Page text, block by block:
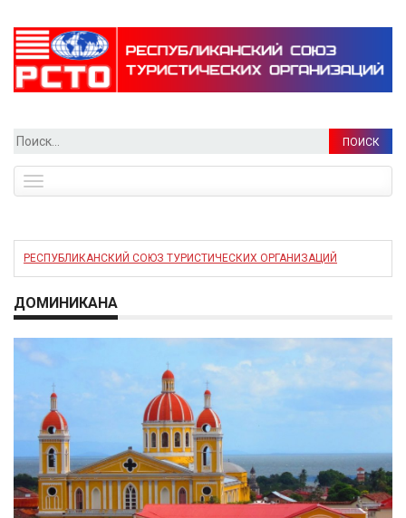
Найти:
navigation
РЕСПУБЛИКАНСКИЙ СОЮЗ ТУРИСТИЧЕСКИХ ОРГАНИЗАЦИЙ
ДОМИНИКАНА